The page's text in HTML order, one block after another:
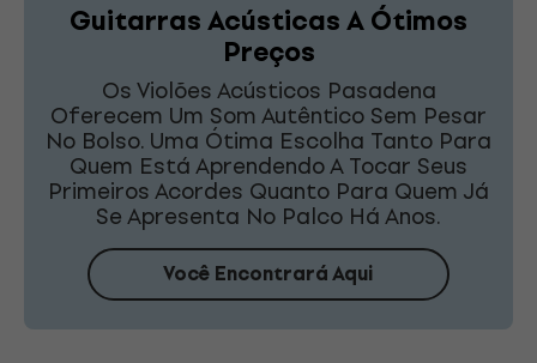
Guitarras Acústicas A Ótimos
Preços
Os Violões Acústicos Pasadena
Oferecem Um Som Autêntico Sem Pesar
No Bolso. Uma Ótima Escolha Tanto Para
Quem Está Aprendendo A Tocar Seus
Primeiros Acordes Quanto Para Quem Já
Se Apresenta No Palco Há Anos.
Você Encontrará Aqui